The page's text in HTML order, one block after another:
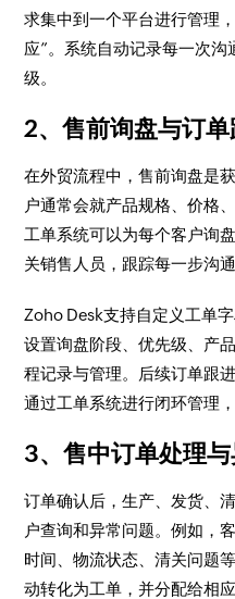
求集中到一个平台进行管理
应”。系统自动记录每一次
级。
2、售前询盘与订
在外贸流程中，售前询盘是
户通常会就产品规格、价格
工单系统可以为每个客户询
关销售人员，跟踪每一步沟通
Zoho Desk支持自定义工单
设置询盘阶段、优先级、产
程记录与管理。后续订单跟
通过工单系统进行闭环管理
3、售中订单处理
订单确认后，生产、发货、
户查询和异常问题。例如，
时间、物流状态、清关问题
动转化为工单，并分配给相